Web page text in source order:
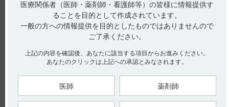
飲み忘れた場合の対応について教えてください。
くすりのしおりには、飲み忘れた場合の対応に関する以下の記
載があります。
飲み忘れた場合は、飲み忘れた分は飲まないで1回分を飛ば
し、次に飲む時間に1回分を飲んでください。絶対に2回分を一
度に飲んではいけません。（引用1、2、3）
医療関係者（医師・薬剤師・看護師等）の皆様に情報提供す
ることを目的として作成されています。
一般の方への情報提供を目的としたものではありませんので
ご了承ください。
上記の内容を確認後、あなたに該当する項目からお進みください。
あなたのクリックは上記への承認とみなされます。
医師 薬剤師